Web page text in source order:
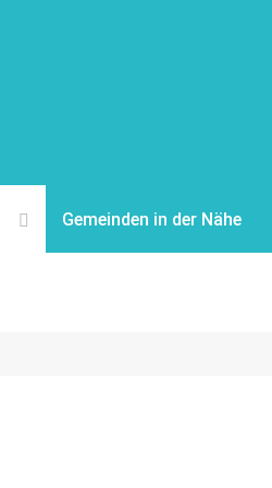
Gemeinden in der Nähe